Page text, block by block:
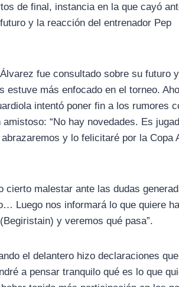
de final, instancia en la que cayó
y la reacción del entrenador Pep
fue consultado sobre su futuro
estuve más enfocado en el torneo.
intentó poner fin a los rumores
“No hay novedades. Es
y lo felicitaré por la Copa
cierto malestar ante las dudas
Luego nos informará lo que quiere
y veremos qué pasa”.
el delantero hizo declaraciones que
a pensar tranquilo qué es lo que